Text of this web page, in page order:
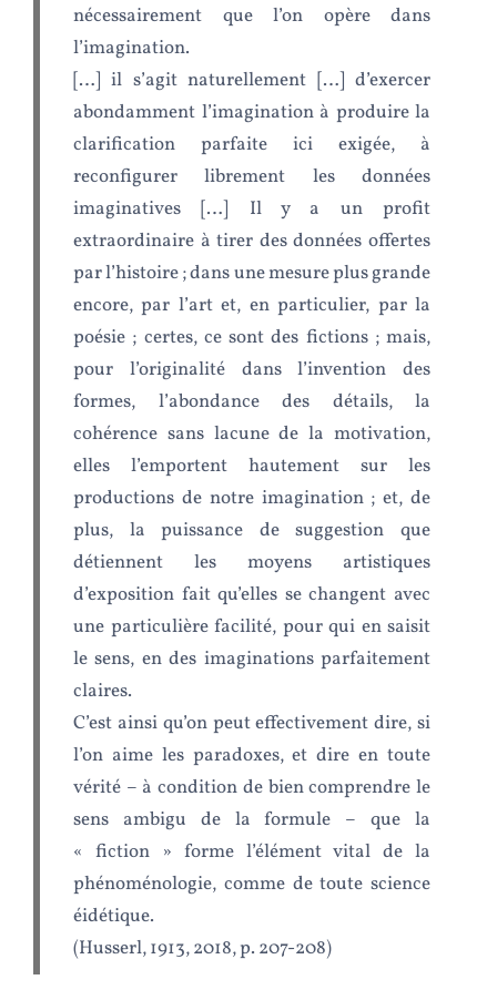
nécessairement que l’on opère dans
l’imagination.
[…] il s’agit naturellement […] d’exercer
abondamment l’imagination à produire la
clarification parfaite ici exigée, à
reconfigurer librement les données
imaginatives […] Il y a un profit
extraordinaire à tirer des données offertes
par l’histoire ; dans une mesure plus grande
encore, par l’art et, en particulier, par la
poésie ; certes, ce sont des fictions ; mais,
pour l’originalité dans l’invention des
formes, l’abondance des détails, la
cohérence sans lacune de la motivation,
elles l’emportent hautement sur les
productions de notre imagination ; et, de
plus, la puissance de suggestion que
détiennent les moyens artistiques
d’exposition fait qu’elles se changent avec
une particulière facilité, pour qui en saisit
le sens, en des imaginations parfaitement
claires.
C’est ainsi qu’on peut effectivement dire, si
l’on aime les paradoxes, et dire en toute
vérité – à condition de bien comprendre le
sens ambigu de la formule – que la
« fiction » forme l’élément vital de la
phénoménologie, comme de toute science
éidétique.
(Husserl, 1913, 2018, p. 207-208)